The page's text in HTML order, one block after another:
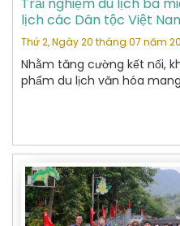
lịch các Dân tộc Việt
phẩm du lịch văn hóa
Thứ 2, Ngày 20 tháng 07 năm
Nhằm tăng cường kết nối,
phẩm du lịch văn hóa
Lịch Hoàn Kiếm đã tham
tế tại Làng Văn hóa – Du